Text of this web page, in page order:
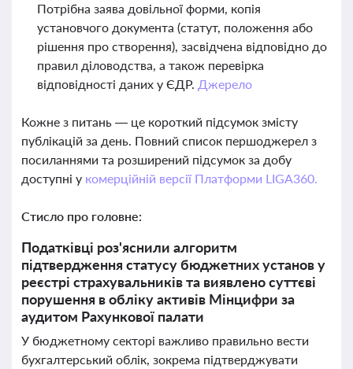
Потрібна заява довільної форми, копія
установчого документа (статут, положення або
рішення про створення), засвідчена відповідно до
правил діловодства, а також перевірка
відповідності даних у ЄДР. Джерело
Кожне з питань — це короткий підсумок змісту
публікацій за день. Повний список першоджерел з
посиланнями та розширений підсумок за добу
доступні у комерційній версії Платформи LIGA360.
Стисло про головне:
Податківці роз'яснили алгоритм
підтвердження статусу бюджетних установ у
реєстрі страхувальників та виявлено суттєві
порушення в обліку активів Мінцифри за
аудитом Рахункової палати
У бюджетному секторі важливо правильно вести
бухгалтерський облік, зокрема підтверджувати